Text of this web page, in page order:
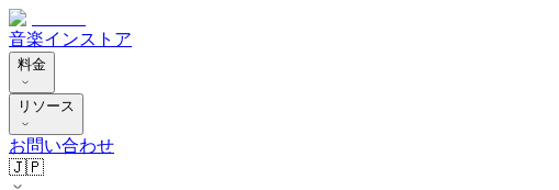
音楽インストア
料金
リソース
お問い合わせ
🇯🇵